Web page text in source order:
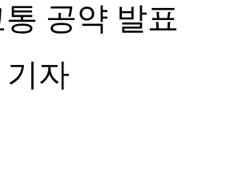
공약 발표
기자